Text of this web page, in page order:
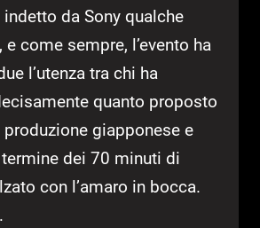
da Sony qualche
come sempre, l’evento ha
l’utenza tra chi ha
quanto proposto
giapponese e
dei 70 minuti di
con l’amaro in bocca.